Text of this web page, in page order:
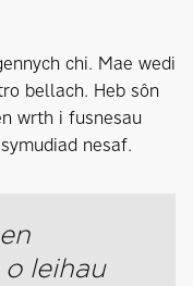
chi. Mae wedi
bellach. Heb sôn
wrth i fusnesau
nesaf.
leihau